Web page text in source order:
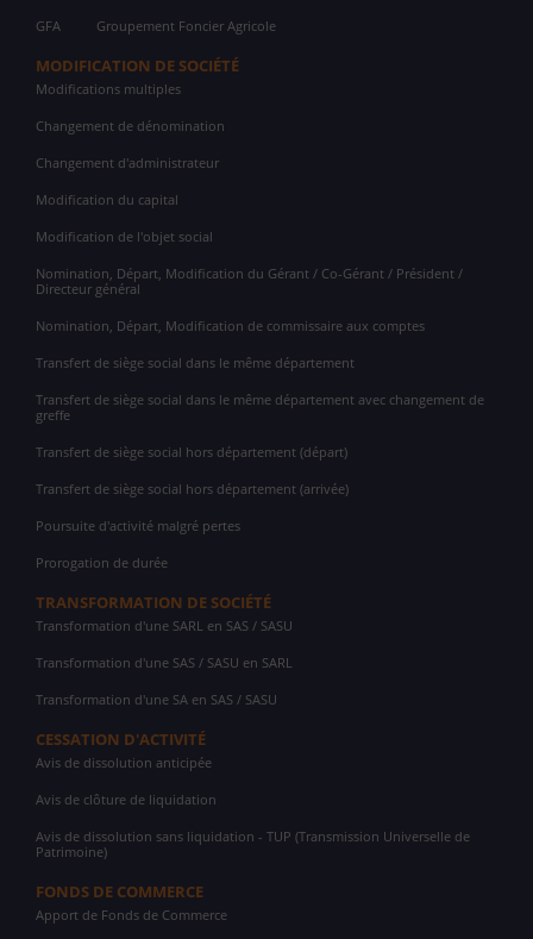
GFA Groupement Foncier Agricole
MODIFICATION DE SOCIÉTÉ
Modifications multiples
Changement de dénomination
Changement d'administrateur
Modification du capital
Modification de l'objet social
Nomination, Départ, Modification du Gérant / Co-Gérant / Président /
Directeur général
Nomination, Départ, Modification de commissaire aux comptes
Transfert de siège social dans le même département
Transfert de siège social dans le même département avec changement de
greffe
Transfert de siège social hors département (départ)
Transfert de siège social hors département (arrivée)
Poursuite d'activité malgré pertes
Prorogation de durée
TRANSFORMATION DE SOCIÉTÉ
Transformation d'une SARL en SAS / SASU
Transformation d'une SAS / SASU en SARL
Transformation d'une SA en SAS / SASU
CESSATION D'ACTIVITÉ
Avis de dissolution anticipée
Avis de clôture de liquidation
Avis de dissolution sans liquidation - TUP (Transmission Universelle de
Patrimoine)
FONDS DE COMMERCE
Apport de Fonds de Commerce